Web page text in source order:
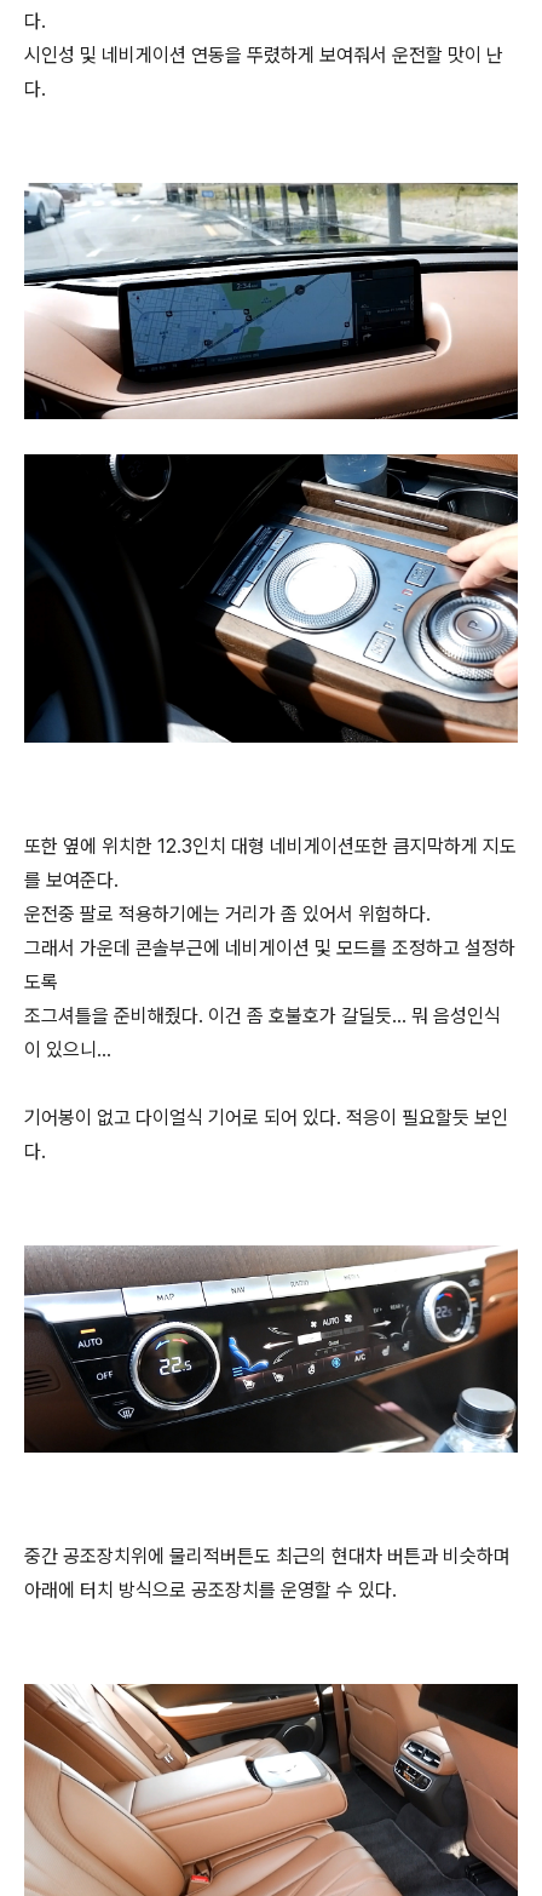
다.
시인성 및 네비게이션 연동을 뚜렸하게 보여줘서 운전할 맛이 난
다.
또한 옆에 위치한 12.3인치 대형 네비게이션또한 큼지막하게 지도
를 보여준다.
운전중 팔로 적용하기에는 거리가 좀 있어서 위험하다.
그래서 가운데 콘솔부근에 네비게이션 및 모드를 조정하고 설정하
도록
조그셔틀을 준비해줬다. 이건 좀 호불호가 갈딜듯... 뭐 음성인식
이 있으니...
기어봉이 없고 다이얼식 기어로 되어 있다. 적응이 필요할듯 보인
다.
중간 공조장치위에 물리적버튼도 최근의 현대차 버튼과 비슷하며
아래에 터치 방식으로 공조장치를 운영할 수 있다.